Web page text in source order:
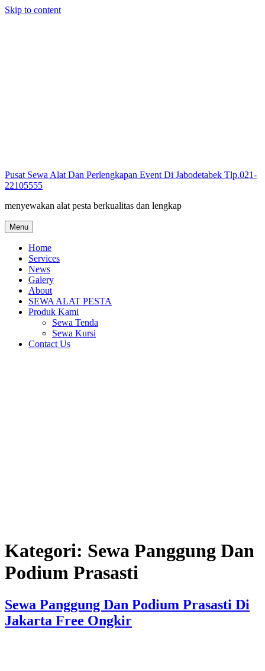
Skip to content
Pusat Sewa Alat Dan Perlengkapan Event Di Jabodetabek Tlp.021-
22105555
menyewakan alat pesta berkualitas dan lengkap
Menu
Home
Services
News
Galery
About
SEWA ALAT PESTA
Produk Kami
Sewa Tenda
Sewa Kursi
Contact Us
Kategori: Sewa Panggung Dan
Podium Prasasti
Sewa Panggung Dan Podium Prasasti Di
Jakarta Free Ongkir